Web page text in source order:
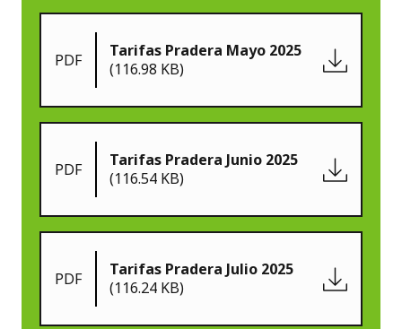
PDF
Tarifas Pradera Mayo 2025
(116.98 KB)
PDF
Tarifas Pradera Junio 2025
(116.54 KB)
PDF
Tarifas Pradera Julio 2025
(116.24 KB)